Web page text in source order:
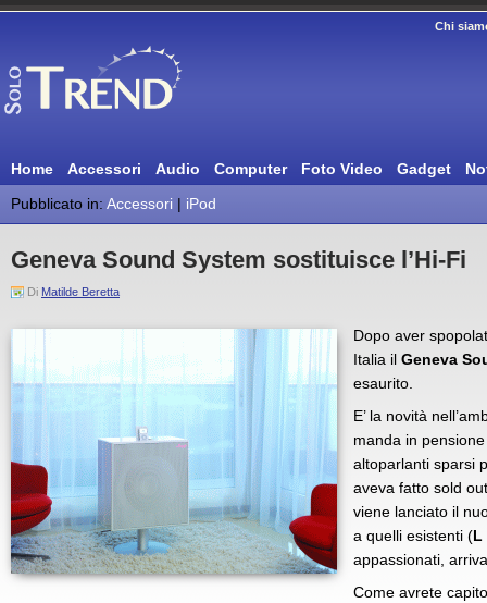
Chi
Home Accessori Audio Computer Foto Video Gadget
Pubblicato in: Accessori | iPod
Geneva Sound System sostituisce l’Hi-Fi
Di Matilde Beretta
Dopo aver
Italia il Geneva
esaurito.
E’ la novità
manda in
altoparlanti sparsi
aveva fatto sold
viene lanciato il
a quelli esistenti (L
appassionati,
Come avrete